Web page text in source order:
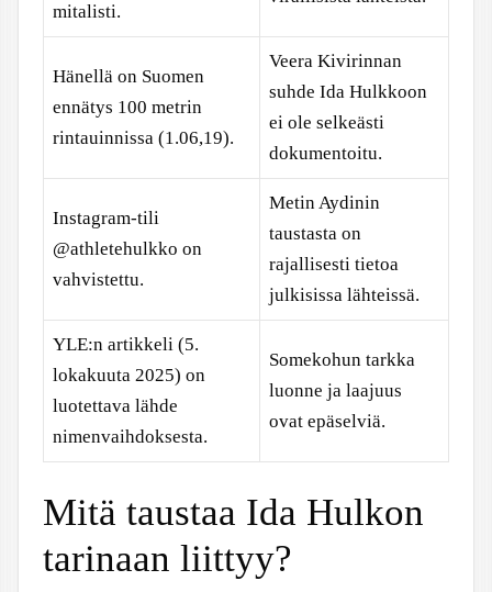
mitalisti.
Hänellä on Suomen
ennätys 100 metrin
rintauinnissa (1.06,19).
Veera Kivirinnan
suhde Ida Hulkkoon
ei ole selkeästi
dokumentoitu.
Instagram-tili
@athletehulkko on
vahvistettu.
Metin Aydinin
taustasta on
rajallisesti tietoa
julkisissa lähteissä.
YLE:n artikkeli (5.
lokakuuta 2025) on
luotettava lähde
nimenvaihdoksesta.
Somekohun tarkka
luonne ja laajuus
ovat epäselviä.
Mitä taustaa Ida Hulkon
tarinaan liittyy?